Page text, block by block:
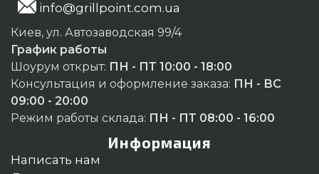
info@grillpoint.com.ua
Киев, ул. Автозаводская 99/4
График работы
Шоурум открыт: ПН - ПТ 10:00 - 18:00
Консультация и оформление заказа: ПН - ВС
09:00 - 20:00
Режим работы склада: ПН - ПТ 08:00 - 16:00
Информация
Написать нам